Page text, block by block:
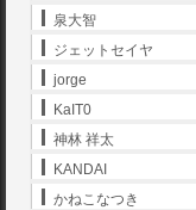
泉大智
ジェットセイヤ
jorge
KaIT0
神林 祥太
KANDAI
かねこなつき